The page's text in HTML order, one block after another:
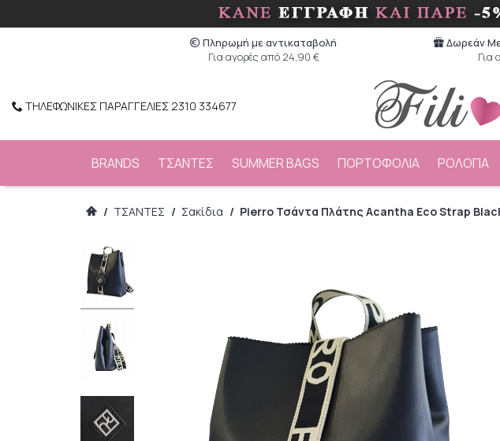
Πληρωμή με αντικαταβολή
Για αγορές από 24,90 €
Δωρεάν
Για
ΤΗΛΕΦΩΝΙΚΕΣ ΠΑΡΑΓΓΕΛΙΕΣ 2310 334677
BRANDS ΤΣΑΝΤΕΣ SUMMER BAGS ΠΟΡΤΟΦΟΛΙΑ ΡΟΛΟΓΙΑ
/ ΤΣΑΝΤΕΣ / Σακίδια / Pierro Τσάντα Πλάτης Acantha Eco Strap